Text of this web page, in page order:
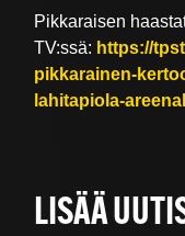
Pikkaraisen
TV:ssä: https://
pikkarainen-
lahitapiola-
LISÄÄ